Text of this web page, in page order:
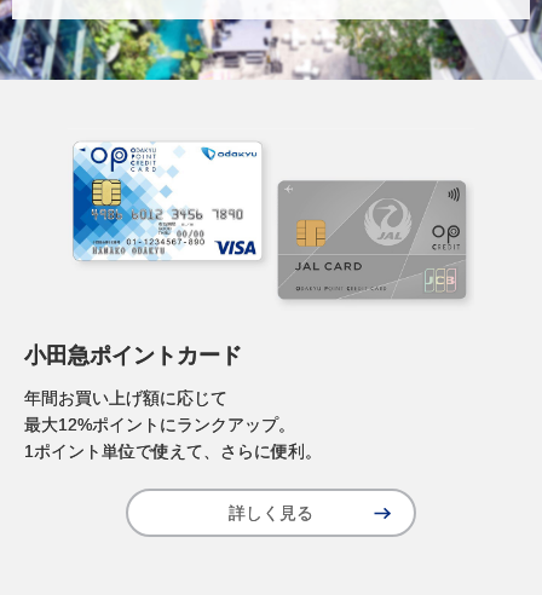
小田急ポイントカード
年間お買い上げ額に応じて
最大12%ポイントにランクアップ。
1ポイント単位で使えて、さらに便利。
詳しく見る